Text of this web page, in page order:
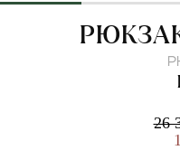
HUGO
26